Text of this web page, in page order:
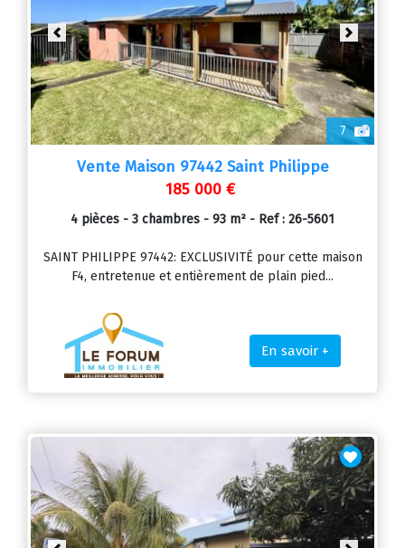
7
Previous Next
Vente Maison 97442 Saint Philippe
185 000 €
4 pièces - 3 chambres - 93 m² - Ref : 26-5601
SAINT PHILIPPE 97442: EXCLUSIVITÉ pour cette maison
F4, entretenue et entièrement de plain pied...
En savoir +